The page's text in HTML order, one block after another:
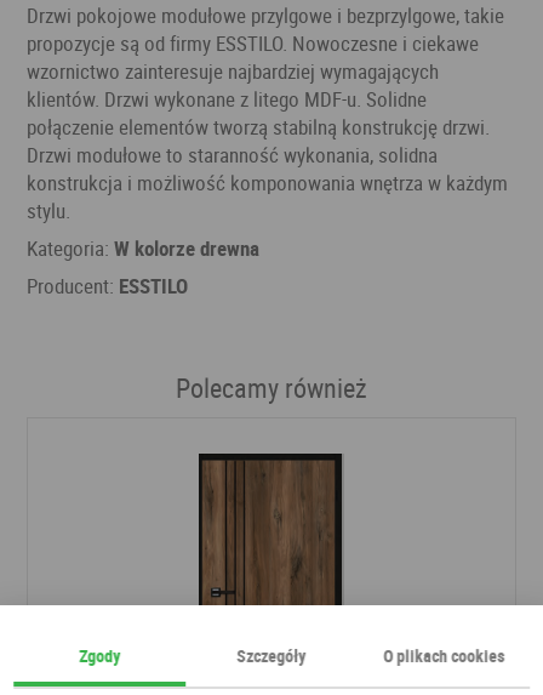
Drzwi pokojowe modułowe przylgowe i bezprzylgowe, takie
propozycje są od firmy ESSTILO. Nowoczesne i ciekawe
wzornictwo zainteresuje najbardziej wymagających
klientów. Drzwi wykonane z litego MDF-u. Solidne
połączenie elementów tworzą stabilną konstrukcję drzwi.
Drzwi modułowe to staranność wykonania, solidna
konstrukcja i możliwość komponowania wnętrza w każdym
stylu.
Kategoria:W kolorze drewna
Producent: ESSTILO
Polecamy również
Zgody Szczegóły O plikach cookies